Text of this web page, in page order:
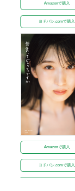
Amazonで購入
ヨドバシ.comで購入
Amazonで購入
ヨドバシ.comで購入